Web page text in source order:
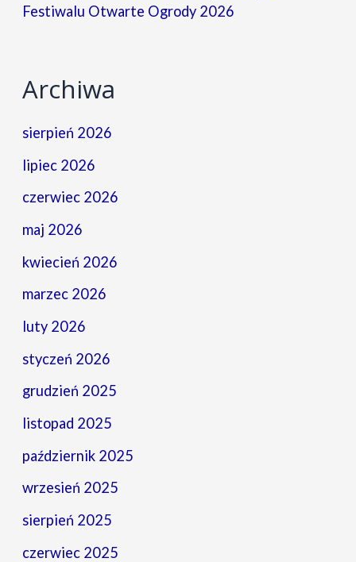
Festiwalu Otwarte Ogrody 2026
Archiwa
sierpień 2026
lipiec 2026
czerwiec 2026
maj 2026
kwiecień 2026
marzec 2026
luty 2026
styczeń 2026
grudzień 2025
listopad 2025
październik 2025
wrzesień 2025
sierpień 2025
czerwiec 2025